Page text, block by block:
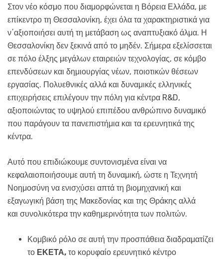
Στον νέο κόσμο που διαμορφώνεται η Βόρεια Ελλάδα, με
επίκεντρο τη Θεσσαλονίκη, έχει όλα τα χαρακτηριστικά για
ν΄αξιοποιήσει αυτή τη μετάβαση ως αναπτυξιακό άλμα. Η
Θεσσαλονίκη δεν ξεκινά από το μηδέν. Σήμερα εξελίσσεται
σε πόλο έλξης μεγάλων εταιρειών τεχνολογίας, σε κόμβο
επενδύσεων και δημιουργίας νέων, ποιοτικών θέσεων
εργασίας. Πολυεθνικές αλλά και δυναμικές ελληνικές
επιχειρήσεις επιλέγουν την πόλη για κέντρα R&D,
αξιοποιώντας το υψηλού επιπέδου ανθρώπινο δυναμικό
που παράγουν τα πανεπιστήμια και τα ερευνητικά της
κέντρα.
Αυτό που επιδιώκουμε συντονισμένα είναι να
κεφαλαιοποιήσουμε αυτή τη δυναμική, ώστε η Τεχνητή
Νοημοσύνη να ενισχύσει απτά τη βιομηχανική και
εξαγωγική βάση της Μακεδονίας και της Θράκης αλλά
και συνολικότερα την καθημερινότητα των πολιτών.
Κομβικό ρόλο σε αυτή την προσπάθεια διαδραματίζει
το ΕΚΕΤΑ, το κορυφαίο ερευνητικό κέντρο